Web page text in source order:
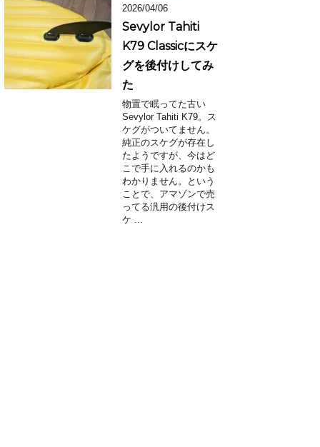
2026/04/06
Sevylor Tahiti
K79 Classicにスケ
グを後付けしてみ
た
物置で眠ってた古い
Sevylor Tahiti K79。ス
ケグがついてません。
純正のスケグが存在し
たようですが、今はど
こで手に入れるのかも
わかりません。という
ことで、アマゾンで売
ってる汎用の後付けス
ケ ...